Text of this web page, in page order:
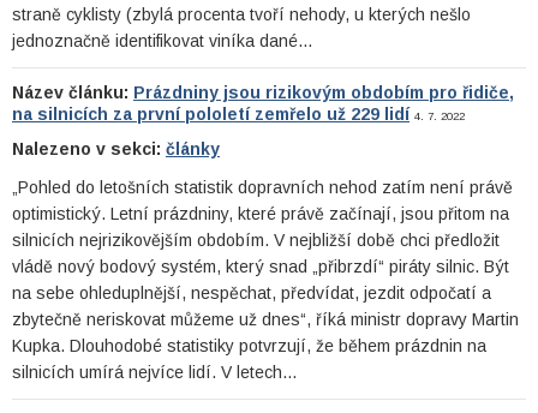
straně cyklisty (zbylá procenta tvoří nehody, u kterých nešlo
jednoznačně identifikovat viníka dané…
Název článku: Prázdniny jsou rizikovým obdobím pro řidiče,
na silnicích za první pololetí zemřelo už 229 lidí 4. 7. 2022
Nalezeno v sekci: články
„Pohled do letošních statistik dopravních nehod zatím není právě
optimistický. Letní prázdniny, které právě začínají, jsou přitom na
silnicích nejrizikovějším obdobím. V nejbližší době chci předložit
vládě nový bodový systém, který snad „přibrzdí“ piráty silnic. Být
na sebe ohleduplnější, nespěchat, předvídat, jezdit odpočatí a
zbytečně neriskovat můžeme už dnes“, říká ministr dopravy Martin
Kupka. Dlouhodobé statistiky potvrzují, že během prázdnin na
silnicích umírá nejvíce lidí. V letech…